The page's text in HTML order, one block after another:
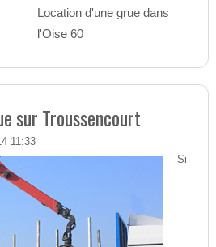
Location d'une grue dans
l'Oise 60
sur Troussencourt
11:33
Si